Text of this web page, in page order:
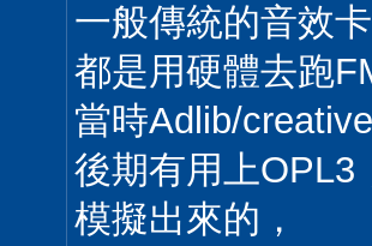
一般傳統的音效
都是用硬體去跑
當時Adlib/
後期有用上OPL3
模擬出來的，